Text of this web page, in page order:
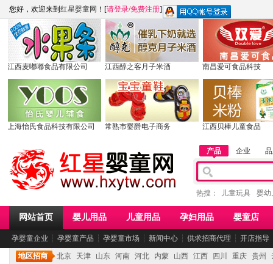
您好，欢迎来到 红星婴童网 ！[请登录/免费注册]
江西麦嘟嘟食品有限公司 江西醇之客月子米酒 南昌爱可食品科技
上海怡氏食品科技有限公司 常熟市婴爵电子商务 江西贝棒儿童食品
产品 企业
热搜： 儿童玩具 婴幼
网站首页 婴儿用品 儿童用品 孕妇用品 婴童店
孕婴童企业 ┆ 孕婴童产品 ┆ 孕婴童市场 ┆ 新闻中心 ┆ 供求招商代理 ┆ 开店指导
地区招商 北京 天津 山东 河南 河北 内蒙 山西 江西 四川 重庆 贵州